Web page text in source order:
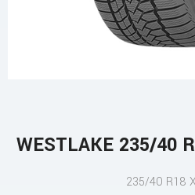
WESTLAKE 235/40
235/40 R18